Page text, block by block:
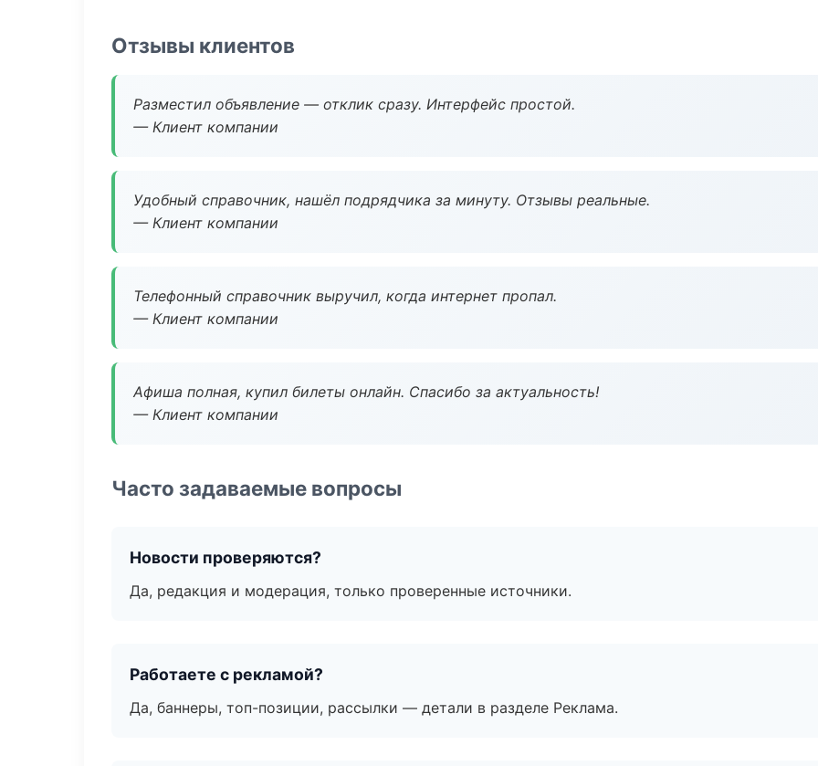
Отзывы клиентов
Разместил объявление — отклик сразу. Интерфейс простой.
— Клиент компании
Удобный справочник, нашёл подрядчика за минуту. Отзывы реальные.
— Клиент компании
Телефонный справочник выручил, когда интернет пропал.
— Клиент компании
Афиша полная, купил билеты онлайн. Спасибо за актуальность!
— Клиент компании
Часто задаваемые вопросы
Новости проверяются?
Да, редакция и модерация, только проверенные источники.
Работаете с рекламой?
Да, баннеры, топ-позиции, рассылки — детали в разделе Реклама.